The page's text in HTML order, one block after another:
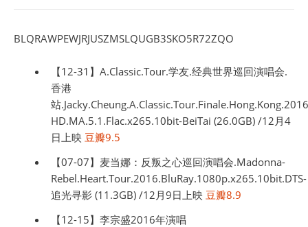
BLQRAWPEWJRJUSZMSLQUGB3SKO5R72ZQO
【12-31】A.Classic.Tour.学友.经典世界巡回演唱会.
香港
站
HD.MA.5.1.Flac.x265.10bit-BeiTai (26.0GB) /12月4
日上映 豆瓣9.5
【07-07】麦当娜：反叛之心巡回演唱会.Madonna-
Rebel.Heart.Tour.2016.BluRay.1080p.x265.10bit.DTS-
追光寻影 (11.3GB) /12月9日上映 豆瓣8.9
【12-15】李宗盛2016年演唱